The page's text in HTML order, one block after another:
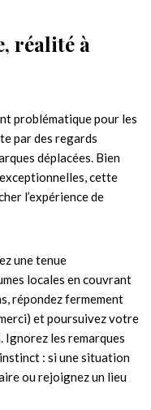
réalité à
problématique pour les
par des regards
déplacées. Bien
cette
l’expérience de
une tenue
locales en couvrant
répondez fermement
et poursuivez votre
Ignorez les remarques
: si une situation
ou rejoignez un lieu